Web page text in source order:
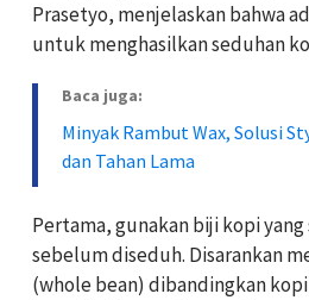
Prasetyo, menjelaskan bahwa
untuk menghasilkan seduhan
Baca juga:
Minyak Rambut Wax, Solusi
dan Tahan Lama
Pertama, gunakan biji kopi
sebelum diseduh. Disarankan
(whole bean) dibandingkan